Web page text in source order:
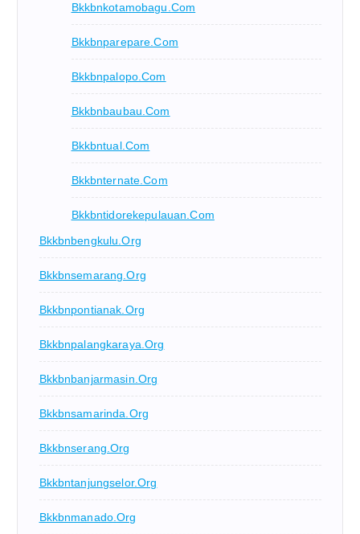
Bkkbnkotamobagu.com
Bkkbnparepare.com
Bkkbnpalopo.com
Bkkbnbaubau.com
Bkkbntual.com
Bkkbnternate.com
Bkkbntidorekepulauan.com
Bkkbnbengkulu.org
Bkkbnsemarang.org
Bkkbnpontianak.org
Bkkbnpalangkaraya.org
Bkkbnbanjarmasin.org
Bkkbnsamarinda.org
Bkkbnserang.org
Bkkbntanjungselor.org
Bkkbnmanado.org